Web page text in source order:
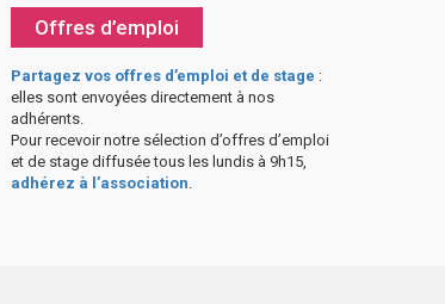
Offres d’emploi
Partagez vos offres d’emploi et de stage :
elles sont envoyées directement à nos
adhérents.
Pour recevoir notre sélection d’offres d’emploi
et de stage diffusée tous les lundis à 9h15,
adhérez à l’association.